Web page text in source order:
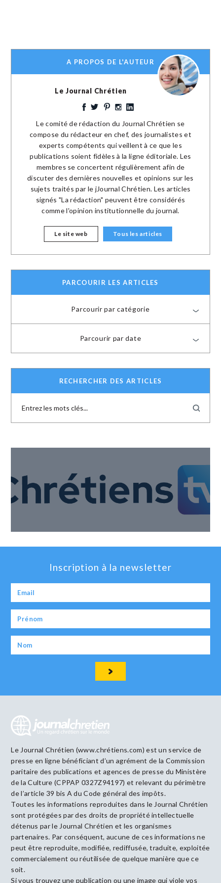
A PROPOS DE L'AUTEUR
Le Journal Chrétien
Le comité de rédaction du Journal Chrétien se
compose du rédacteur en chef, des journalistes et
experts compétents qui veillent à ce que les
publications soient fidèles à la ligne éditoriale. Les
membres se concertent régulièrement afin de
discuter des dernières nouvelles et opinions sur les
sujets traités par le jJournal Chrétien. Les articles
signés "La rédaction" peuvent être considérés
comme l'opinion institutionnelle du journal.
Le site web Tous les articles
PARCOURIR LES ARTICLES
Parcourir par catégorie
Parcourir par date
RECHERCHER DES ARTICLES
Inscription à la newsletter
Le Journal Chrétien (www.chrétiens.com) est un service de
presse en ligne bénéficiant d’un agrément de la Commission
paritaire des publications et agences de presse du Ministère
de la Culture (CPPAP 0327Z94197) et relevant du périmètre
de l’article 39 bis A du Code général des impôts.
Toutes les informations reproduites dans le Journal Chrétien
sont protégées par des droits de propriété intellectuelle
détenus par le Journal Chrétien et les organismes
partenaires. Par conséquent, aucune de ces informations ne
peut être reproduite, modifiée, rediffusée, traduite, exploitée
commercialement ou réutilisée de quelque manière que ce
soit.
Si vous trouvez une publication ou une image qui viole vos